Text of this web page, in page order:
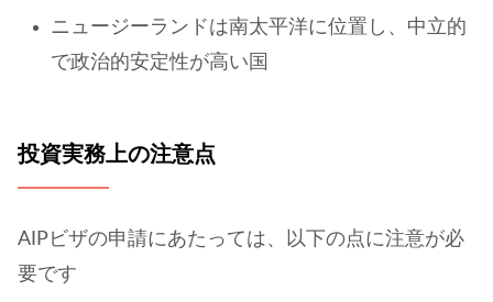
ニュージーランドは南太平洋に位置し、中立的
で政治的安定性が高い国
投資実務上の注意点
AIPビザの申請にあたっては、以下の点に注意が必
要です